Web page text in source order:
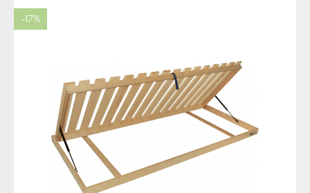
-17%